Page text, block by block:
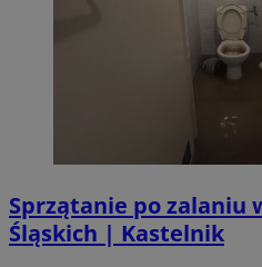
Sprzątanie po zalaniu
Śląskich | Kastelnik